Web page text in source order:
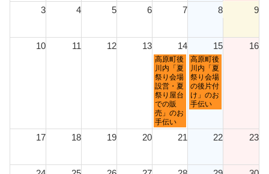
3 4 5 6 7 8 9
10 11 12 13 14 15 16
金
曜
日,
8
月
14th
2026
高原町後
川内「夏
祭り会場
設営・夏
祭り屋台
での販
売」のお
手伝い
土
曜
日,
8
月
15th
高原町後
川内「夏
祭り会場
の後片付
け」のお
手伝い
17 18 19 20 21 22 23